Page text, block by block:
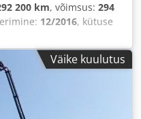
200 km, võimsus: 294
12/2016, kütuse
26 000 kg, telje
100 mm, järgmine
mootoriga
Väike kuulutus